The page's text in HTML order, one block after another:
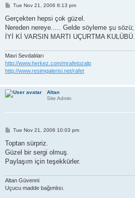
P
s
Tue Nov 21, 2006 8:13 pm
Gerçekten hepsi çok güzel.
Nereden nereye..... Gelde söyleme şu sözü;
İYİ Kİ VARSIN MARTI UÇURTMA KULÜBÜ.
Mavi Sevdalıları
http://www.herkez.com/mrafetozalp
http://www.resimgalerisi.net/rafet
Altan
Site Admin
P
s
t
Tue Nov 21, 2006 10:03 pm
Toptan sürpriz.
Güzel bir sergi olmuş.
Paylaşım için teşekkürler.
Altan Güvenni
Uçucu madde bağımlısı.